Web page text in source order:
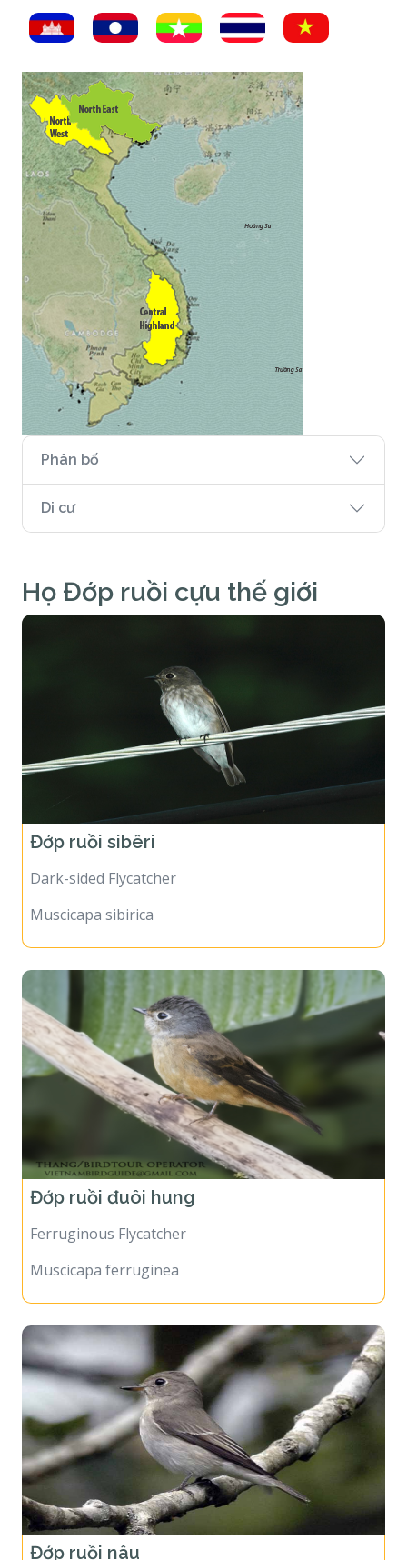
Phân bố
Di cư
Họ Đớp ruồi cựu thế giới
Đớp ruồi sibêri
Dark-sided Flycatcher
Muscicapa sibirica
Đớp ruồi đuôi hung
Ferruginous Flycatcher
Muscicapa ferruginea
Đớp ruồi nâu